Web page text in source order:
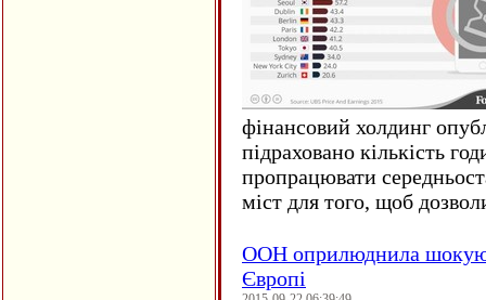
фінансовий холдинг
підраховано кількість
пропрацювати
міст для того, щоб
ООН оприлюднила
Європі